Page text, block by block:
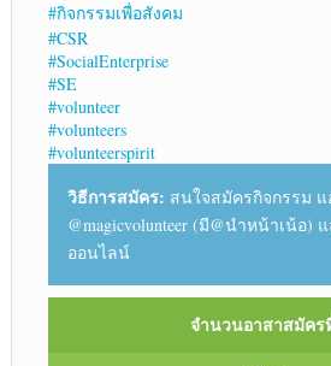
#กิจกรรมเพื่อสังคม
#CSR
#SocialEnterprise
#SE
#volunteer
#volunteers
#volunteerspirit
วิธีการสมัคร: สนใจสมัครกิจกรรม
@magicvolunteer (มี@นำหน้าเน้อ
ออนไลน์
จำนวนอาสาสมัคร